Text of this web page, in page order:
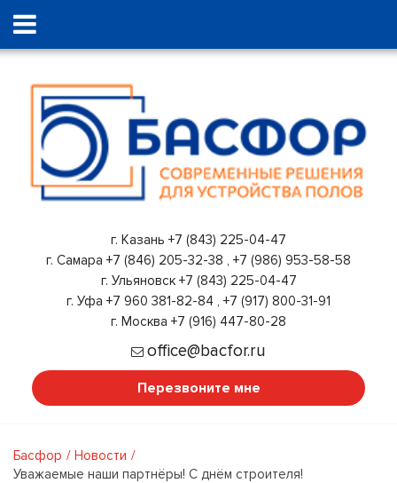
г. Казань +7 (843) 225-04-47
г. Самара +7 (846) 205-32-38 , +7 (986) 953-58-58
г. Ульяновск +7 (843) 225-04-47
г. Уфа +7 960 381-82-84 , +7 (917) 800-31-91
г. Москва +7 (916) 447-80-28
office@bacfor.ru
Перезвоните мне
Басфор
Новости
Уважаемые наши партнёры! С днём строителя!